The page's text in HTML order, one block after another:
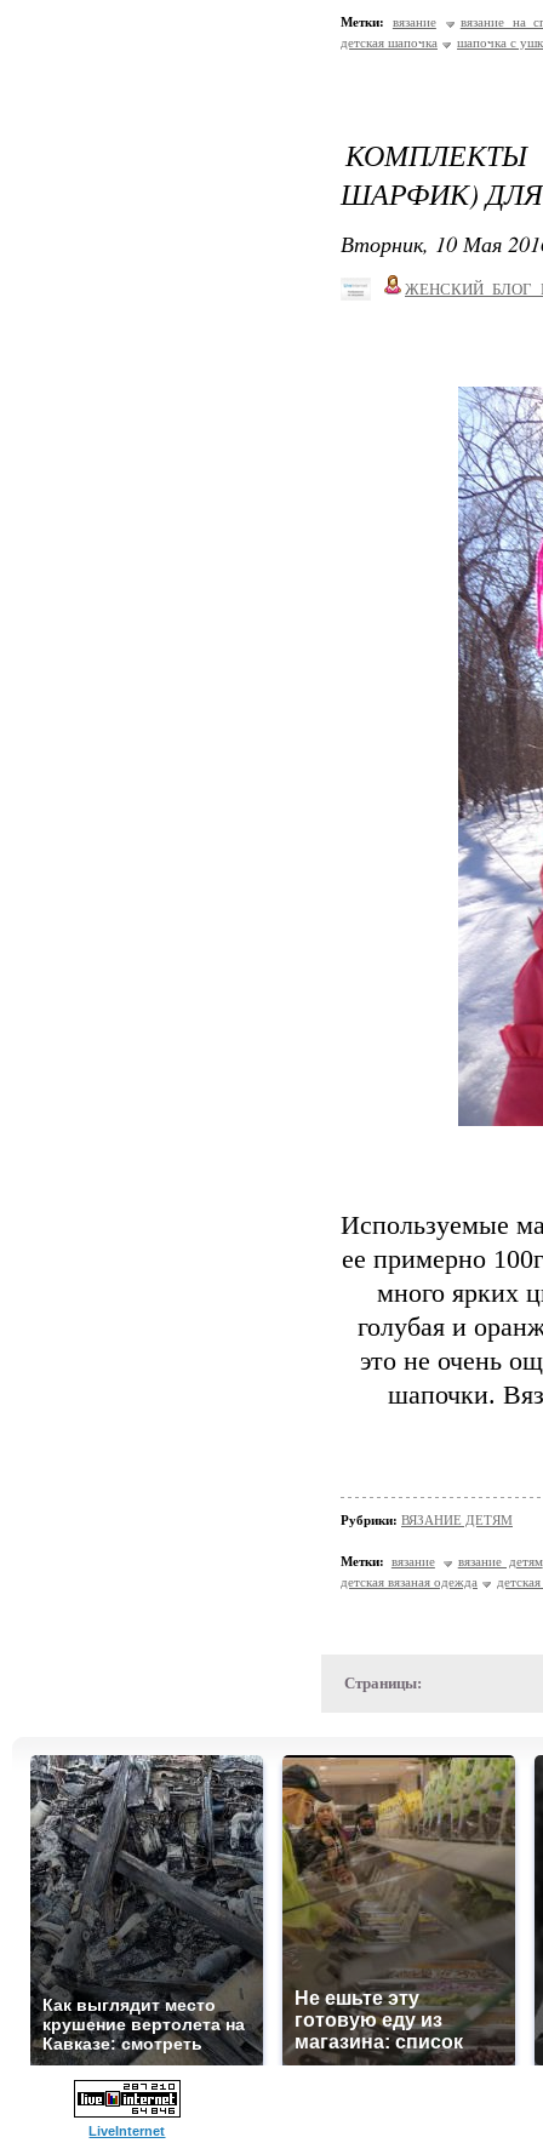
Метки: вязание
вязание на
детская шапочка
шапочка с
КОМПЛЕКТЫ
ШАРФИК)
Вторник, 10 Мая
Используемые
ее примерно
много ярких
голубая и
это не очень
шапочки.
Рубрики: ВЯЗАНИЕ ДЕТЯМ
Метки: вязание
вязание детям
детская вязаная одежда
Страницы:
Как выглядит место
крушение вертолета на
Кавказе: смотреть
Не ешьте эту
готовую еду из
магазина: список
LiveInternet